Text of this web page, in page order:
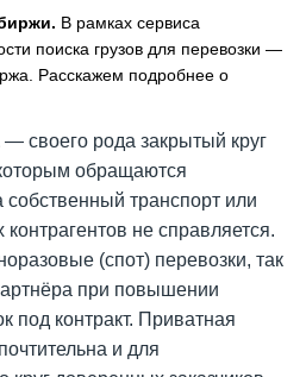
В рамках сервиса
поиска грузов для перевозки —
Расскажем подробнее о
— своего рода закрытый круг
обращаются
собственный транспорт или
не справляется.
(спот) перевозки, так
при повышении
под контракт. Приватная
и для